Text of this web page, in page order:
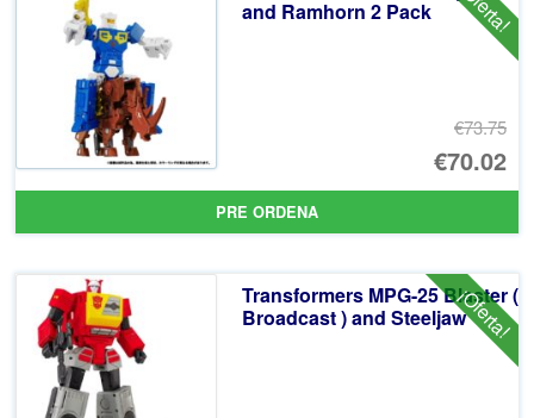
and Ramhorn 2 Pack
€73.75
El
€70.02
El
PRE ORDENA
¡Oferta!
Transformers MPG-25 Blaster (
Broadcast ) and Steeljaw